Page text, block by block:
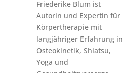
Friederike Blum ist
Autorin und Expertin für
Körpertherapie mit
langjähriger Erfahrung in
Osteokinetik, Shiatsu,
Yoga und